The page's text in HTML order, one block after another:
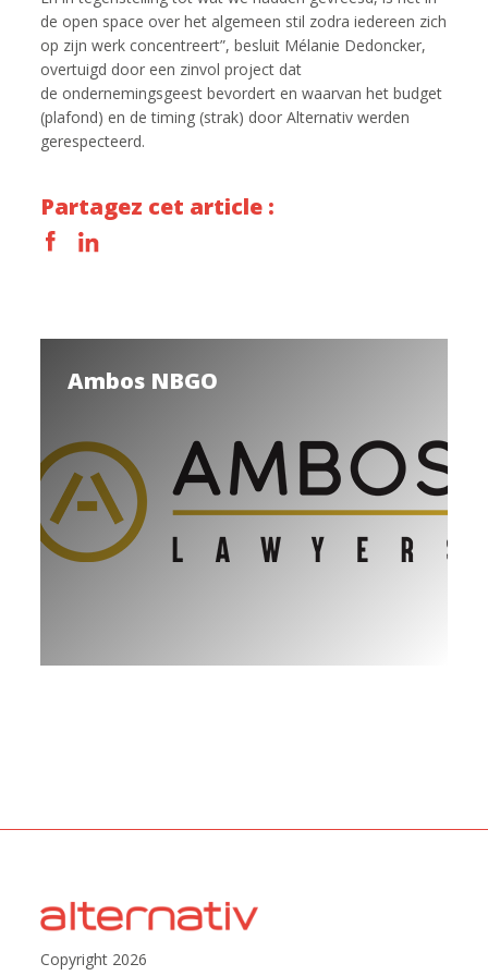
de open space over het algemeen stil zodra iedereen zich
op zijn werk concentreert”, besluit Mélanie Dedoncker,
overtuigd door een zinvol project dat
de ondernemingsgeest bevordert en waarvan het budget
(plafond) en de timing (strak) door Alternativ werden
gerespecteerd.
Partagez cet article :
Ambos NBGO
Copyright 2026